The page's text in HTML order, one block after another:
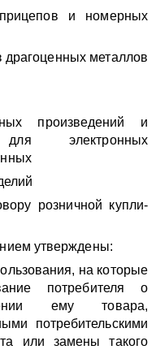
и номерных
драгоценных металлов
произведений и
электронных
розничной купли-
утверждены:
на которые
потребителя о
ему товара,
потребительскими
или замены такого